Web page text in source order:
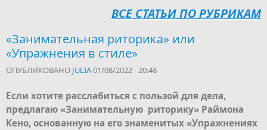
ВСЕ СТАТЬИ ПО РУБРИКАМ
«Занимательная риторика» или
«Упражнения в стиле»
ОПУБЛИКОВАНО JULIA01/08/2022 - 20:48
Если хотите расслабиться с пользой для дела,
предлагаю «Занимательную риторику» Раймона
Кено, основанную на его знаменитых «Упражнениях